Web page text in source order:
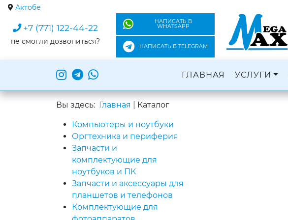
Актобе
+7 (771) 122-44-22
не смогли дозвониться?
НАПИСАТЬ В
WHATSAPP
НАПИСАТЬ В TELEGRAM
ГЛАВНАЯ УСЛУГИ
Вы здесь: Главная Каталог
Компьютеры и ноутбуки
Оргтехника и периферия
Запчасти и
комплектующие для
ноутбуков и ПК
Запчасти и аксессуары для
планшетов и телефонов
Комплектующие для